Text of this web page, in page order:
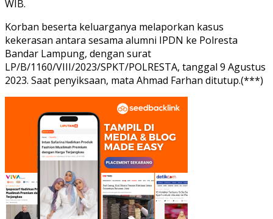
WIB.
Korban beserta keluarganya melaporkan kasus
kekerasan antara sesama alumni IPDN ke Polresta
Bandar Lampung, dengan surat
LP/B/1160/VIII/2023/SPKT/POLRESTA, tanggal 9 Agustus
2023. Saat penyiksaan, mata Ahmad Farhan ditutup.(***)